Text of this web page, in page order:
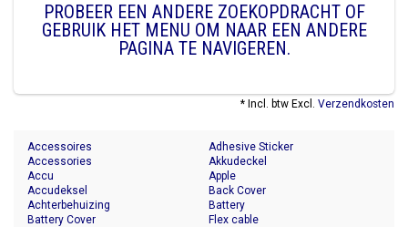
PROBEER EEN ANDERE ZOEKOPDRACHT OF
GEBRUIK HET MENU OM NAAR EEN ANDERE
PAGINA TE NAVIGEREN.
* Incl. btw Excl. Verzendkosten
Accessoires
Accessories
Accu
Accudeksel
Achterbehuizing
Adhesive Sticker
Akkudeckel
Apple
Back Cover
Battery
Battery Cover
Flex cable